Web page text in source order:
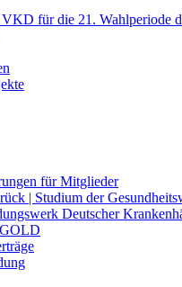
für die 21. Wahlperiode
für Mitglieder
| Studium der
Deutscher